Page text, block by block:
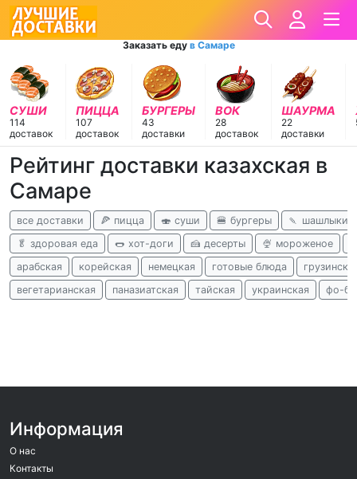
Заказать еду в Самаре
СУШИ
114
доставок
ПИЦЦА
107
доставок
БУРГЕРЫ
43
доставки
ВОК
28
доставок
ШАУРМА
22
доставки
Рейтинг доставки казахская в
Самаре
все доставки 🍕 пицца 🍣 суши 🍔 бургеры
🍡 шашлыки
🥬 здоровая еда
🌭 хот-доги 🍰 десерты 🍨 мороженое
арабская
корейская немецкая готовые блюда
вегетарианская
паназиатская тайская украинская фо-бо
Информация
О нас
Контакты